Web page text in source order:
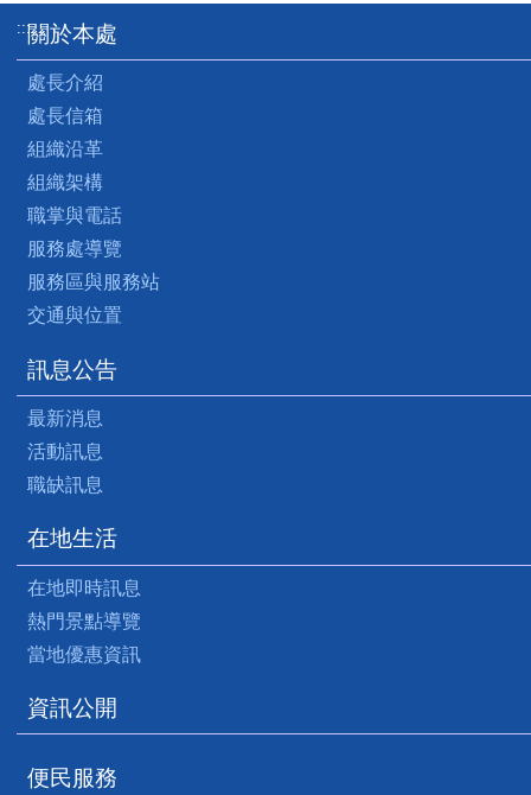
:::關於本處
處長介紹
處長信箱
組織沿革
組織架構
職掌與電話
服務處導覽
服務區與服務站
交通與位置
訊息公告
最新消息
活動訊息
職缺訊息
在地生活
在地即時訊息
熱門景點導覽
當地優惠資訊
資訊公開
便民服務